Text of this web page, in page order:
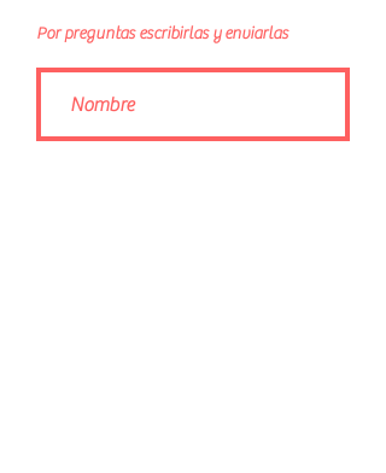
Por preguntas escribirlas y enviarlas